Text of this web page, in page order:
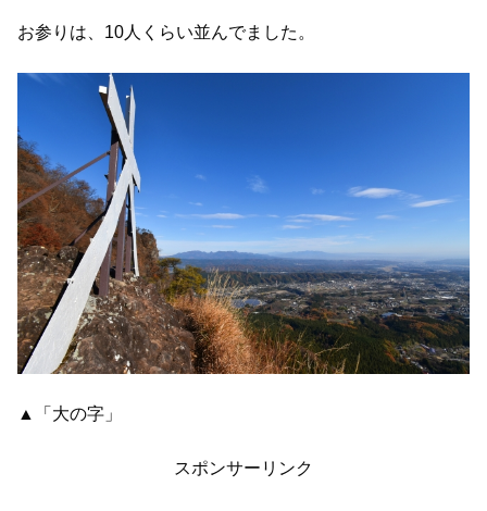
お参りは、10人くらい並んでました。
▲「大の字」
スポンサーリンク